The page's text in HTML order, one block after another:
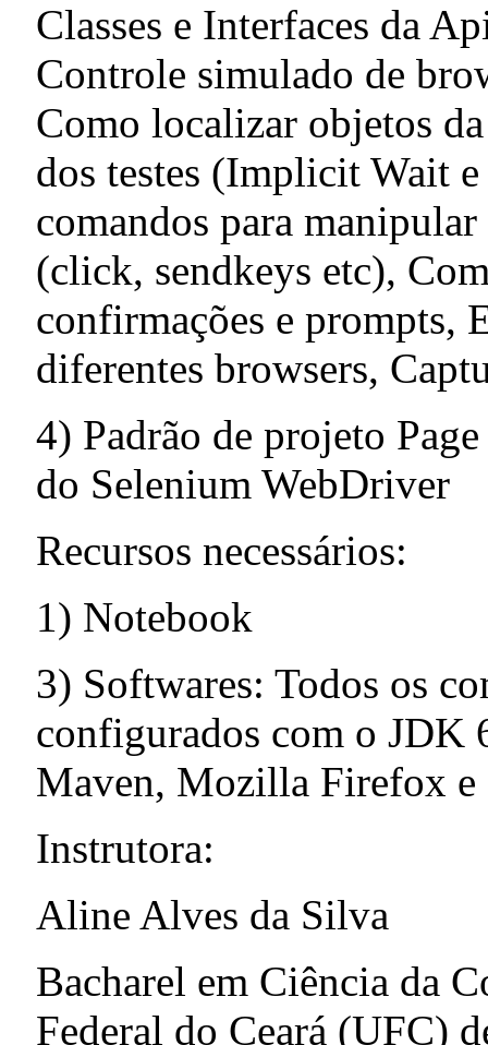
Classes e Interfaces da
Controle simulado de
Como localizar objetos
dos testes (Implicit Wait
comandos para
(click, sendkeys etc),
confirmações e prompts,
diferentes browsers,
4) Padrão de projeto
do Selenium WebDriver
Recursos necessários:
1) Notebook
3) Softwares: Todos os
configurados com o JDK
Maven, Mozilla Firefox
Instrutora:
Aline Alves da Silva
Bacharel em Ciência da
Federal do Ceará (UFC)